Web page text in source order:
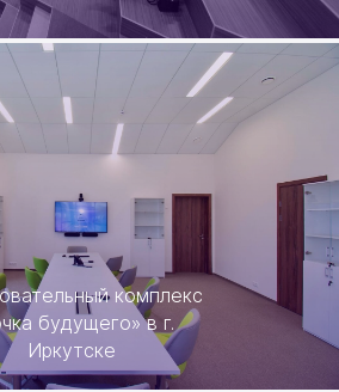
комплекс
будущего» в г.
Иркутске